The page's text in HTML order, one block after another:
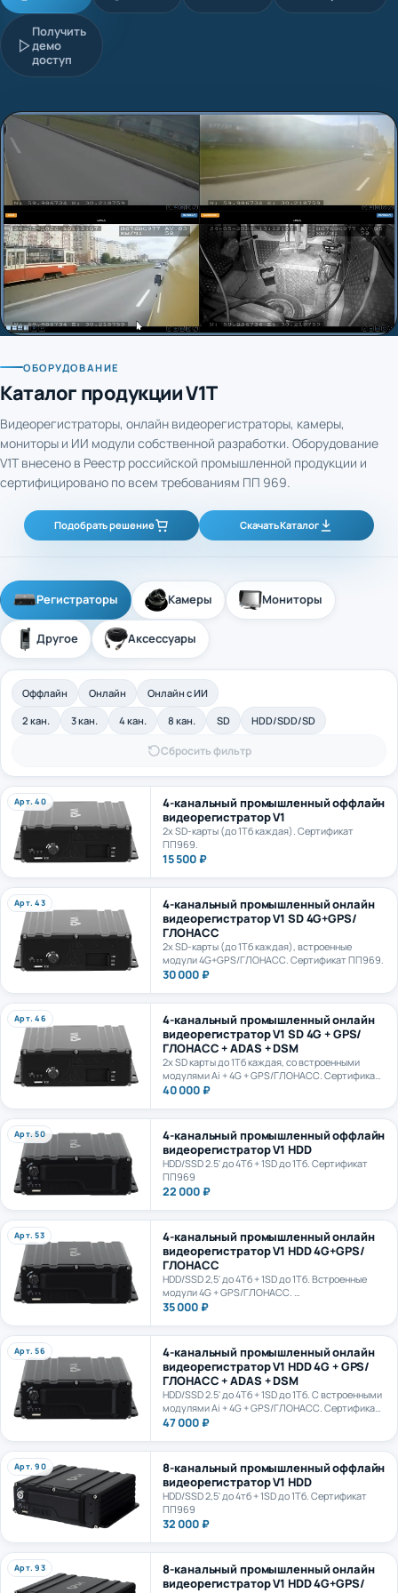
Получить
демо
доступ
Каталог продукции V1T
мониторы и ИИ модули собственной разработки. Оборудование
V1T внесено в Реестр российской промышленной продукции и
сертифицировано по всем требованиям ПП 969.
Подобрать решение Скачать Каталог
Оффлайн Онлайн Онлайн с ИИ
3 кан. 4 кан. SD HDD/SDD/SD
Арт. 40
4-канальный промышленный оффлайн
видеорегистратор V1
2х SD-карты (до 1Тб каждая). Сертификат
ПП969.
15 500 ₽
Арт. 43
4-канальный промышленный онлайн
видеорегистратор V1 SD 4G+GPS/
ГЛОНАСС
2х SD-карты (до 1Тб каждая), встроенные
модули 4G+GPS/ГЛОНАСС. Сертификат ПП969.
30 000 ₽
Арт. 46
4-канальный промышленный онлайн
видеорегистратор V1 SD 4G + GPS/
ГЛОНАСС + ADAS + DSM
2х SD карты до 1Тб каждая, со встроенными
модулями Ai + 4G + GPS/ГЛОНАСС. Сертификат
ПП969.
40 000 ₽
Арт. 50
4-канальный промышленный оффлайн
видеорегистратор V1 HDD
HDD/SSD 2.5' до 4Тб + 1SD до 1Тб. Сертификат
ПП969
22 000 ₽
Арт. 53
4-канальный промышленный онлайн
видеорегистратор V1 HDD 4G+GPS/
ГЛОНАСС
HDD/SSD 2,5' до 4Тб + 1SD до 1Тб. Встроенные
модули 4G + GPS/ГЛОНАСС.
Сертификат ПП969
35 000 ₽
Арт. 56
4-канальный промышленный онлайн
видеорегистратор V1 HDD 4G + GPS/
ГЛОНАСС + ADAS + DSM
HDD/SSD 2.5' до 4Тб + 1SD до 1Тб. С встроенными
модулями Ai + 4G + GPS/ГЛОНАСС. Сертификат
ПП969. Сертификат ИИ ГОСТ Р 70885-2023
47 000 ₽
Арт. 90
8-канальный промышленный оффлайн
видеорегистратор V1 HDD
HDD/SSD 2,5' до 4тб + 1SD до 1Тб. Сертификат
ПП969
32 000 ₽
Арт. 93
8-канальный промышленный онлайн
видеорегистратор V1 HDD 4G+GPS/
ГЛОНАСС